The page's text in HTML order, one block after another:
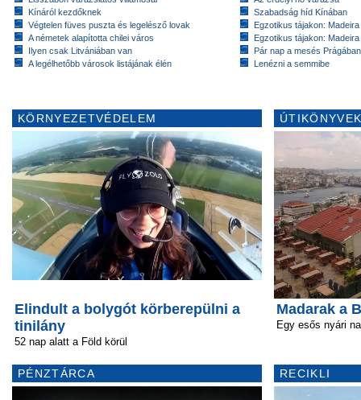
Kínáról kezdőknek
Végtelen füves puszta és legelésző lovak
A németek alapította chilei város
Ilyen csak Litvániában van
A legélhetőbb városok listájának élén
Szabadság híd Kínában
Egzotikus tájakon:
Egzotikus tájakon:
Pár nap a mesés Prágában
Lenézni a semmibe
KÖRNYEZETVÉDELEM
Elindult a bolygót körberepülni a
tinilány
52 nap alatt a Föld körül
PÉNZTÁRCA
Madarak a
Egy esős nyári
RECIKLI